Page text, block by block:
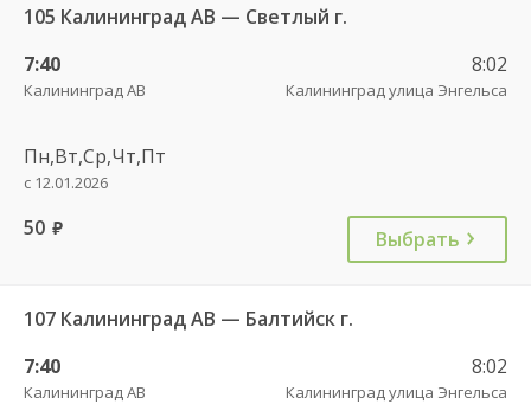
105 Калининград АВ — Светлый г.
7:40
Калининград АВ
8:02
Калининград улица Энгельса
Пн,Вт,Ср,Чт,Пт
с 12.01.2026
50 руб. Выбрать
107 Калининград АВ — Балтийск г.
7:40
Калининград АВ
8:02
Калининград улица Энгельса